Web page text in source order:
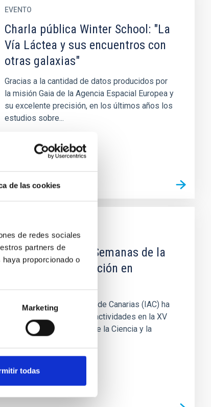
de las cookies
de redes sociales
partners de
proporcionado o
Marketing
todas
EVENTO
Charla pública Winter School: "La
Vía Láctea y sus encuentros con
otras galaxias"
Gracias a la cantidad de datos producidos por
la misión Gaia de la Agencia Espacial Europea y
su excelente precisión, en los últimos años los
estudios sobre...
NOTICIA
Concluyen las XV Semanas de la
Ciencia y la Innovación en
El Instituto de Astrofísica de Canarias (IAC) ha
participado con diversas actividades en la XV
Edición de las Semanas de la Ciencia y la